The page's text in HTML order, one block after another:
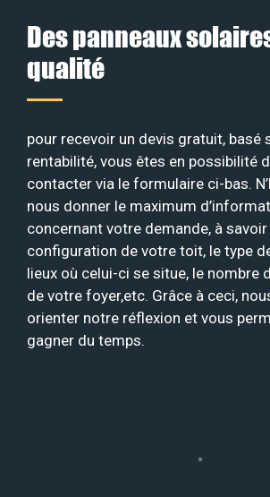
Des panneaux
qualité
pour recevoir un devis gratuit, basé
rentabilité, vous êtes en possibilité
contacter via le formulaire ci-bas.
nous donner le maximum
concernant votre demande, à savoir
configuration de votre toit, le type
lieux où celui-ci se situe, le nombre
de votre foyer,etc. Grâce à ceci,
orienter notre réflexion et vous
gagner du temps.